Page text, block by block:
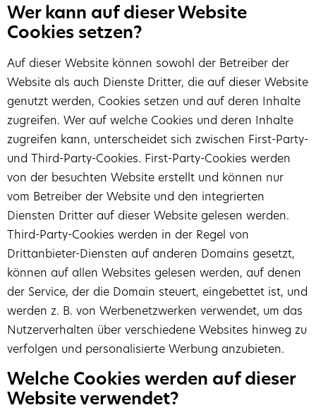
Wer kann auf dieser Website
Cookies setzen?
Auf dieser Website können sowohl der Betreiber der
Website als auch Dienste Dritter, die auf dieser Website
genutzt werden, Cookies setzen und auf deren Inhalte
zugreifen. Wer auf welche Cookies und deren Inhalte
zugreifen kann, unterscheidet sich zwischen First-Party-
und Third-Party-Cookies. First-Party-Cookies werden
von der besuchten Website erstellt und können nur
vom Betreiber der Website und den integrierten
Diensten Dritter auf dieser Website gelesen werden.
Third-Party-Cookies werden in der Regel von
Drittanbieter-Diensten auf anderen Domains gesetzt,
können auf allen Websites gelesen werden, auf denen
der Service, der die Domain steuert, eingebettet ist, und
werden z. B. von Werbenetzwerken verwendet, um das
Nutzerverhalten über verschiedene Websites hinweg zu
verfolgen und personalisierte Werbung anzubieten.
Welche Cookies werden auf dieser
Website verwendet?